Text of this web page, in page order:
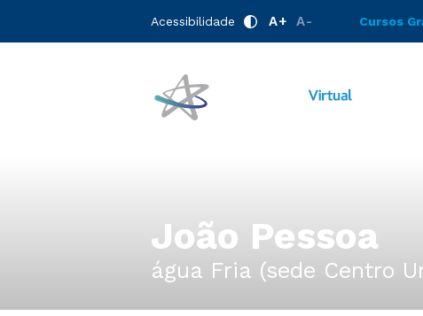
Acessibilidade A+ A- Cursos
João Pessoa
água Fria (sede Centro